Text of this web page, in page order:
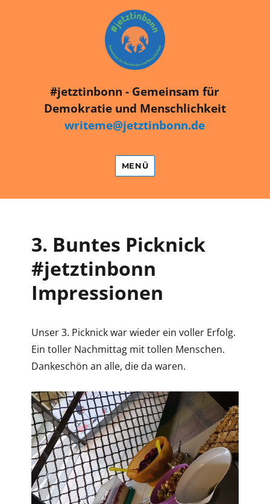
#jetztinbonn
#jetztinbonn - Gemeinsam für
Demokratie und Menschlichkeit
writeme@jetztinbonn.de
MENÜ
3. Buntes Picknick
#jetztinbonn
Impressionen
Unser 3. Picknick war wieder ein voller Erfolg.
Ein toller Nachmittag mit tollen Menschen.
Dankeschön an alle, die da waren.